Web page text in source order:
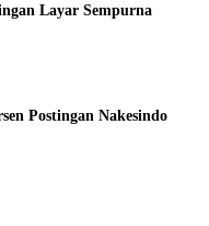
Layar Sempurna
Postingan Nakesindo